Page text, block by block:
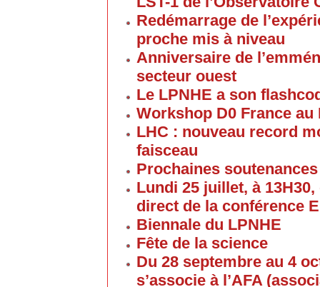
Redémarrage de
proche mis à niveau
Anniversaire de
secteur ouest
Le LPNHE a son
Workshop D0 France au
LHC : nouveau record
faisceau
Prochaines
Lundi 25 juillet, à
direct de la conférence
Biennale du LPNHE
Fête de la science
Du 28 septembre au 4
s’associe à l’AFA